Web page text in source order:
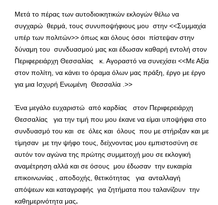
Μετά το πέρας των αυτοδιοικητικών εκλογών θέλω να
συγχαρώ θερμά, τους συνυποψήφιους μου στην <<Συμμαχία
υπέρ των πολιτών>> όπως και όλους όσοι πίστεψαν στην
δύναμη του συνδυασμού μας και έδωσαν καθαρή εντολή στον
Περιφερειάρχη Θεσσαλίας κ. Αγοραστό να συνεχίσει <<Με Αξία
στον πολίτη, να κάνει το όραμα όλων μας πράξη, έργο με έργο
για μια Ισχυρή Ενωμένη Θεσσαλία .>>
Ένα μεγάλο ευχαριστώ από καρδίας στον Περιφερειάρχη
Θεσσαλίας για την τιμή που μου έκανε να είμαι υποψήφια στο
συνδυασμό του και σε όλες και όλους που με στήριξαν και με
τίμησαν με την ψήφο τους, δείχνοντας μου εμπιστοσύνη σε
αυτόν τον αγώνα της πρώτης συμμετοχή μου σε εκλογική
αναμέτρηση αλλά και σε όσους μου έδωσαν την ευκαιρία
επικοινωνίας , αποδοχής, θετικότητας για ανταλλαγή
απόψεων και καταγραφής για ζητήματα που ταλανίζουν την
καθημερινότητα μας.